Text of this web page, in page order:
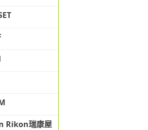
Rikon瑞康屋